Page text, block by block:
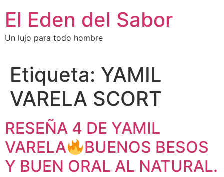
El Eden del Sabor
Un lujo para todo hombre
Etiqueta: YAMIL
VARELA SCORT
RESEÑA 4 DE YAMIL
VARELA
BUENOS BESOS
Y BUEN ORAL AL NATURAL.